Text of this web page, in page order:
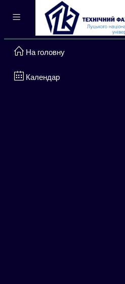
Бокова панель
На головну
Календар